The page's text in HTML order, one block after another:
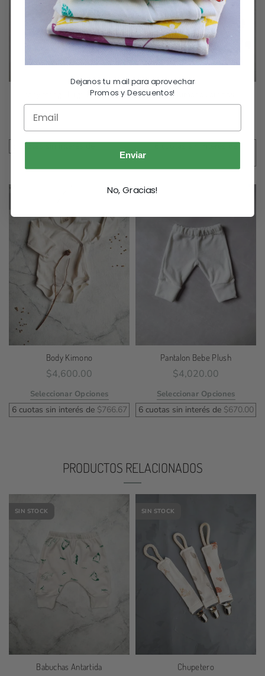
Body manga larga Montaña
Seleccionar Opciones
6 cuotas sin interés de$683.33
Body Kimono Zorrinos
Seleccionar Opciones
6 cuotas sin interés de
Body Kimono
$4,600.00
Seleccionar Opciones
6 cuotas sin interés de $766.67
Pantalon Bebe Plush
$4,020.00
Seleccionar Opciones
6 cuotas sin interés de $670.00
PRODUCTOS RELACIONADOS
SIN STOCK
Babuchas Antartida
SIN STOCK
Chupetero
Dejanos tu mail para aprovechar
Promos y Descuentos!
Enviar
No, Gracias!